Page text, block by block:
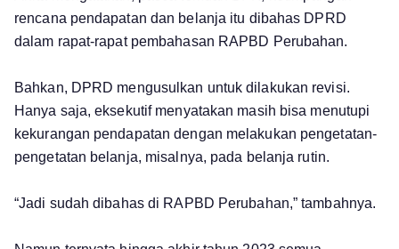
rencana pendapatan dan belanja itu dibahas DPRD
dalam rapat-rapat pembahasan RAPBD Perubahan.
Bahkan, DPRD mengusulkan untuk dilakukan revisi.
Hanya saja, eksekutif menyatakan masih bisa menutupi
kekurangan pendapatan dengan melakukan pengetatan-
pengetatan belanja, misalnya, pada belanja rutin.
“Jadi sudah dibahas di RAPBD Perubahan,” tambahnya.